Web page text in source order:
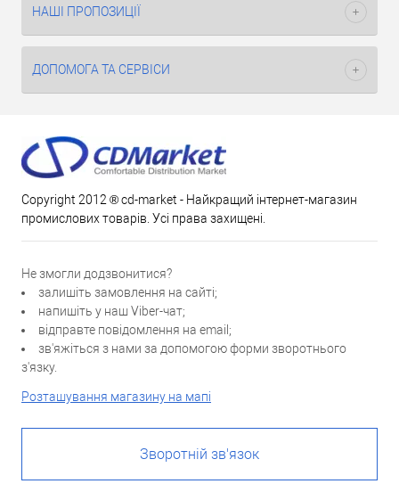
НАШІ ПРОПОЗИЦІЇ
ДОПОМОГА ТА СЕРВІСИ
Copyright 2012 ® cd-market - Найкращий інтернет-магазин
промислових товарів. Усі права захищені.
Не змогли додзвонитися?
залишіть замовлення на сайті;
напишіть у наш Viber-чат;
відправте повідомлення на email;
зв'яжіться з нами за допомогою форми зворотнього
з'язку.
Розташування магазину на мапі
Зворотній зв'язок